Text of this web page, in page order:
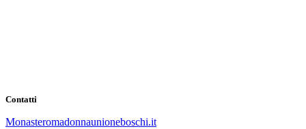
Contatti
Monasteromadonnaunioneboschi.it